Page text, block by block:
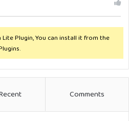
Plugin, You can install it from the
Comments